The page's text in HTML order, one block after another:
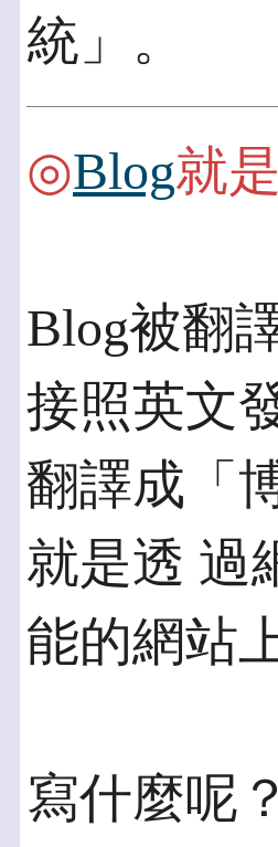
統」。
◎Blog就
Blog被翻
接照英文
翻譯成「
就是透 過
能的網站
寫什麼呢